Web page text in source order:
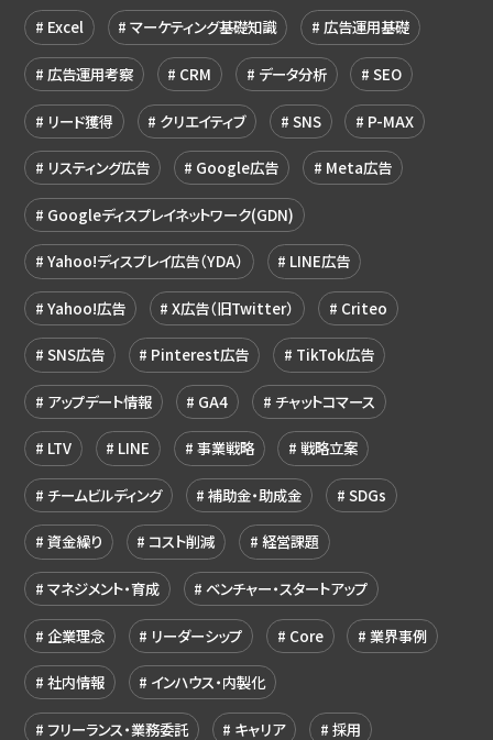
Excel マーケティング基礎知識 広告運用基礎
広告運用考察 CRM データ分析 SEO
リード獲得 クリエイティブ SNS P-MAX
リスティング広告 Google広告 Meta広告
Googleディスプレイネットワーク(GDN)
Yahoo!ディスプレイ広告（YDA） LINE広告
Yahoo!広告 X広告（旧Twitter） Criteo
SNS広告 Pinterest広告 TikTok広告
アップデート情報 GA4 チャットコマース
LTV LINE 事業戦略 戦略立案
チームビルディング 補助金・助成金 SDGs
資金繰り コスト削減 経営課題
マネジメント・育成 ベンチャー・スタートアップ
企業理念 リーダーシップ Core 業界事例
社内情報 インハウス・内製化
フリーランス・業務委託 キャリア 採用